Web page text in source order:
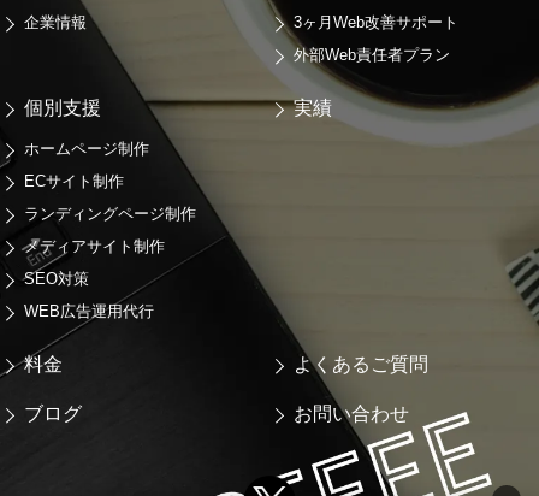
企業情報
3ヶ月Web改善サポート
外部Web責任者プラン
個別支援
ホームページ制作
ECサイト制作
ランディングページ制作
メディアサイト制作
SEO対策
WEB広告運用代行
実績
料金 よくあるご質問
ブログ お問い合わせ